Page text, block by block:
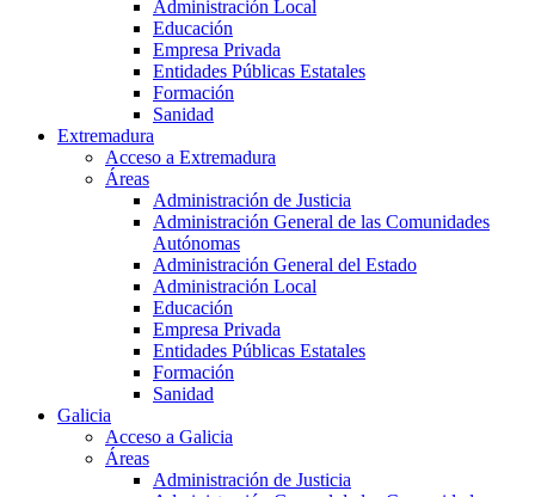
Administración Local
Educación
Empresa Privada
Entidades Públicas Estatales
Formación
Sanidad
Extremadura
Acceso a Extremadura
Áreas
Administración de Justicia
Administración General de las Comunidades
Autónomas
Administración General del Estado
Administración Local
Educación
Empresa Privada
Entidades Públicas Estatales
Formación
Sanidad
Galicia
Acceso a Galicia
Áreas
Administración de Justicia